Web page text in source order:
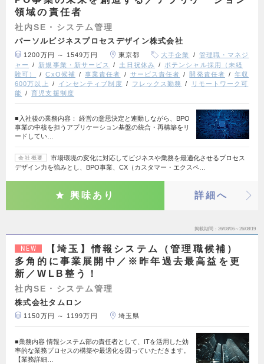
領域の責任者
社内SE・システム管理
パーソルビジネスプロセスデザイン株式会社
1200万円 ～ 1549万円 東京都 大手企業
管理職・マネジ
ャー
新規事業・新サービス 土日祝休み
ポテンシャル採用（未経
験可）
CxO候補 事業責任者 サービス責任者 開発責任者
年収
600万以上
インセンティブ制度 フレックス勤務
リモートワーク可
能
育児支援制度
■入社後の業務内容： 経営の意思決定と連動しながら、BPO
事業の中核を担うアプリケーション基盤の統合・再構築をリ
ードしてい…
会社概要
市場環境の変化に対応してビジネスや業務を最適化させるプロセス
デザイン力を強みとし、BPO事業、CX（カスタマー・エクスペ…
興味あり 詳細へ
掲載期間 26/08/06～26/08/19
NEW
【埼玉】情報システム（管理職候補）
多角的に事業展開中／※昨年過去最高益を更
新／WLB整う！
社内SE・システム管理
株式会社タムロン
1150万円 ～ 1199万円 埼玉県
■業務内容 情報システム部の責任者として、ITを活用した効
率的な業務プロセスの構築や最適化を図っていただきます。
【業務詳細…